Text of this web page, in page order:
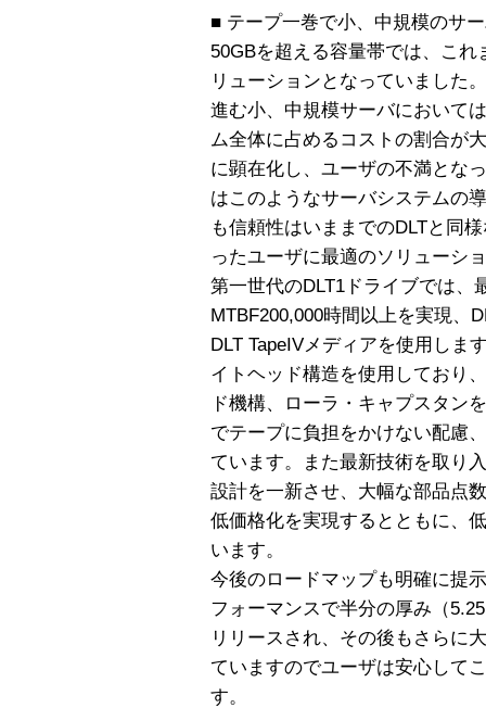
■ テープ一巻で小、中規模のサ
50GBを超える容量帯では、こ
リューションとなっていました
進む小、中規模サーバにおいて
ム全体に占めるコストの割合が
に顕在化し、ユーザの不満とな
はこのようなサーバシステムの
も信頼性はいままでのDLTと同
ったユーザに最適のソリューシ
第一世代のDLT1ドライブでは、
MTBF200,000時間以上を実現、
DLT TapeIVメディアを使用しま
イトヘッド構造を使用しており
ド機構、ローラ・キャプスタン
でテープに負担をかけない配慮
ています。また最新技術を取り
設計を一新させ、大幅な部品点
低価格化を実現するとともに、
います。
今後のロードマップも明確に提
フォーマンスで半分の厚み（
リリースされ、その後もさらに
ていますのでユーザは安心して
す。